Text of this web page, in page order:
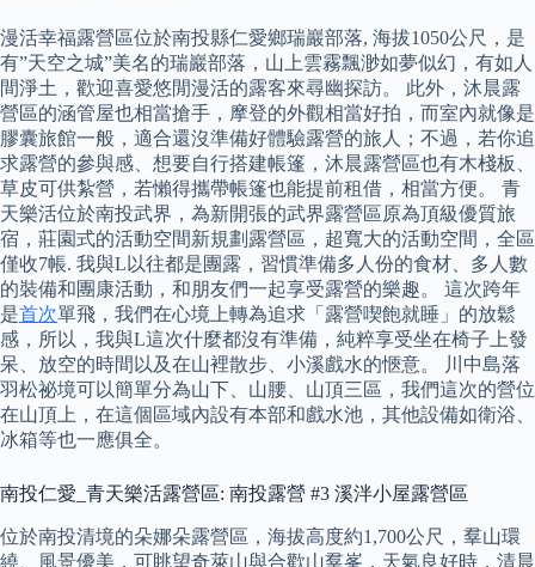
漫活幸福露營區位於南投縣仁愛鄉瑞巖部落, 海拔1050公尺，是
有”天空之城”美名的瑞巖部落，山上雲霧飄渺如夢似幻，有如人
間淨土，歡迎喜愛悠閒漫活的露客來尋幽探訪。 此外，沐晨露
營區的涵管屋也相當搶手，摩登的外觀相當好拍，而室內就像是
膠囊旅館一般，適合還沒準備好體驗露營的旅人；不過，若你追
求露營的參與感、想要自行搭建帳篷，沐晨露營區也有木棧板、
草皮可供紮營，若懶得攜帶帳篷也能提前租借，相當方便。 青
天樂活位於南投武界，為新開張的武界露營區原為頂級優質旅
宿，莊園式的活動空間新規劃露營區，超寬大的活動空間，全區
僅收7帳. 我與L以往都是團露，習慣準備多人份的食材、多人數
的裝備和團康活動，和朋友們一起享受露營的樂趣。 這次跨年
是首次單飛，我們在心境上轉為追求「露營喫飽就睡」的放鬆
感，所以，我與L這次什麼都沒有準備，純粹享受坐在椅子上發
呆、放空的時間以及在山裡散步、小溪戲水的愜意。 川中島落
羽松祕境可以簡單分為山下、山腰、山頂三區，我們這次的營位
在山頂上，在這個區域內設有本部和戲水池，其他設備如衛浴、
冰箱等也一應俱全。
南投仁愛_青天樂活露營區: 南投露營 #3 溪泮小屋露營區
位於南投清境的朵娜朵露營區，海拔高度約1,700公尺，羣山環
繞、風景優美，可眺望奇萊山與合歡山羣峯，天氣良好時，清晨